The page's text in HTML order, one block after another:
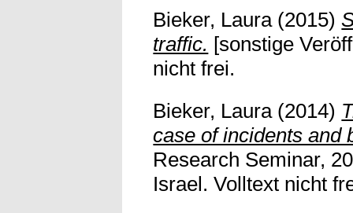
Bieker, Laura(2015)
traffic. [sonstige
nicht frei.
Bieker, Laura(2014)
case of incidents and
Research Seminar,
Israel. Volltext nicht